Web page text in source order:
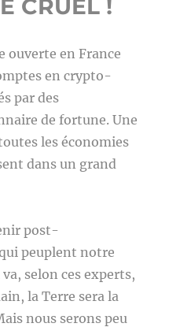
CRUEL !
ouverte en France
en crypto-
par des
de fortune. Une
les économies
dans un grand
post-
peuplent notre
selon ces experts,
la Terre sera la
nous serons peu